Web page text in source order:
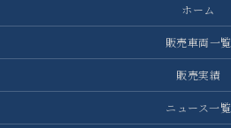
ホーム
販売車両一覧
販売実績
ニュース一覧